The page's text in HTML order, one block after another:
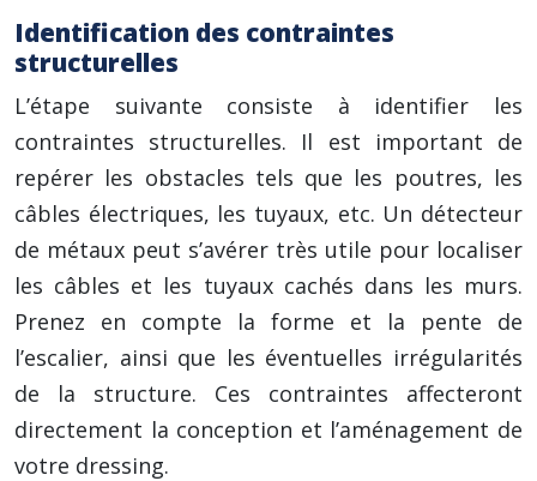
Identification des contraintes
structurelles
L’étape suivante consiste à identifier les
contraintes structurelles. Il est important de
repérer les obstacles tels que les poutres, les
câbles électriques, les tuyaux, etc. Un détecteur
de métaux peut s’avérer très utile pour localiser
les câbles et les tuyaux cachés dans les murs.
Prenez en compte la forme et la pente de
l’escalier, ainsi que les éventuelles irrégularités
de la structure. Ces contraintes affecteront
directement la conception et l’aménagement de
votre dressing.